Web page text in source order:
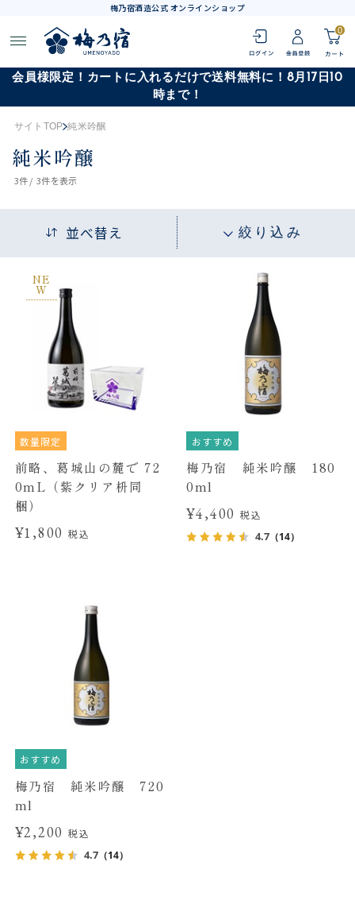
梅乃宿酒造公式 オンラインショップ
0
会員様限定！カートに入れるだけで送料無料に！8月17日10
時まで！
サイトTOP 純米吟醸
純米吟醸
3件 / 3件を表示
並べ替え 絞り込み
NE
W
数量限定
前略、葛城山の麓で 72
0mL（紫クリア枡同
梱）
¥1,800税込
おすすめ
梅乃宿 純米吟醸 180
0ml
¥4,400 税込
4.7 （14）
おすすめ
梅乃宿 純米吟醸 720
ml
¥2,200税込
4.7（14）